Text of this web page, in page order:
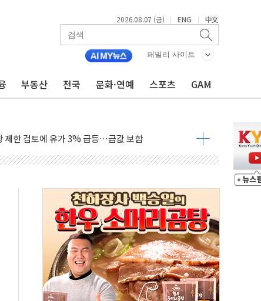
2026.08.07 (금) | ENG | 中文
패밀리 사이트
부동산 전국 문화·연예 스포츠 GAM
령 서명…출생시민권 제한 재시동
품 부족설 일축 "막대한 무기 보유"
·재매수·다운사이징 '저울질'
…다음 과제는 '외형 확대'
우 5거래일 랠리 '마침표'
의 막바지.."美와 직접 협상 없어"
회의…주택 공급 대책 막바지 조율할 듯
자회견·주요 정당 - 8월 7일
항 제한 추진…美 "통행 막을 권한 없어"
분 상승… "2분기 기업 순이익 21% 증가" 전망
나토 회원국 공격 검토… 거짓 깃발 작전"
회…로봇·AI 데이터센터·모빌리티 구체화